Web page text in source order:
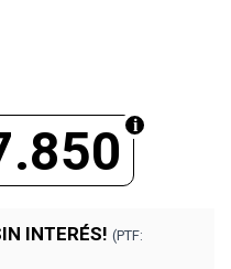
INTERÉS! (PTF: